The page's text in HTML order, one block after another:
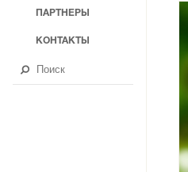
ПАРТНЕРЫ
КОНТАКТЫ